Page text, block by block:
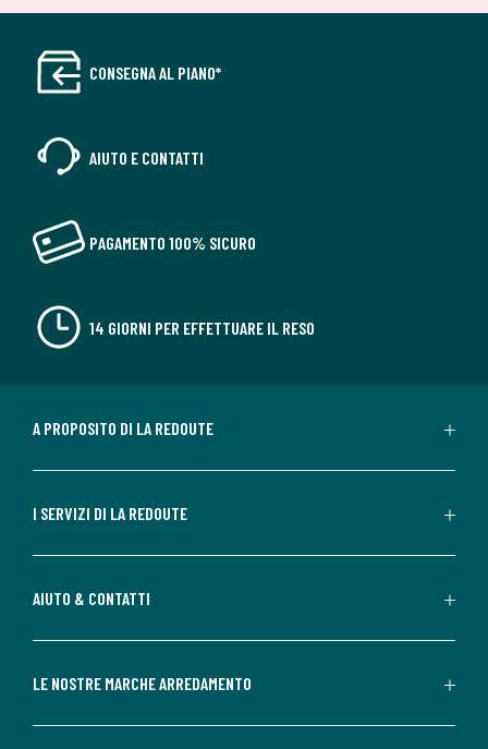
CONSEGNA AL PIANO*
AIUTO E CONTATTI
PAGAMENTO 100% SICURO
14 GIORNI PER EFFETTUARE IL RESO
A PROPOSITO DI LA REDOUTE
I SERVIZI DI LA REDOUTE
AIUTO & CONTATTI
LE NOSTRE MARCHE ARREDAMENTO